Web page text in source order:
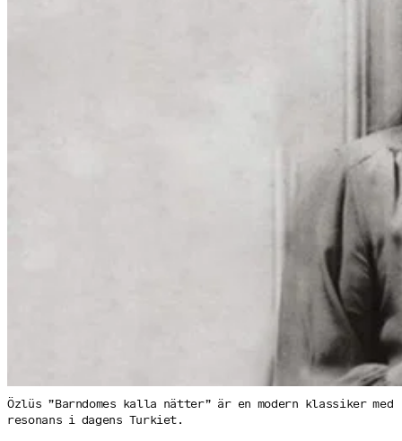
Özlüs ”Barndomes kalla nätter” är en modern klassiker med
resonans i dagens Turkiet.